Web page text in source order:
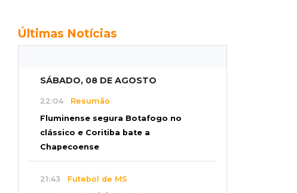
Últimas Notícias
SÁBADO, 08 DE AGOSTO
22:04 Resumão
Fluminense segura Botafogo no
clássico e Coritiba bate a
Chapecoense
21:43 Futebol de MS